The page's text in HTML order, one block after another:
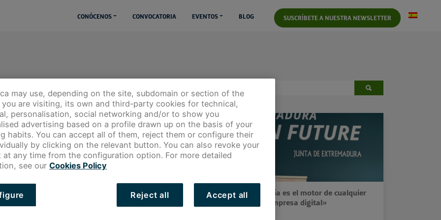
CONÓCENOS CONVOCATORIA EVENTOS BLOG SUSCRÍBETE A NUESTRA NEWSLETTER
La mentorización: el desafío de guiar y
«La tecnología es el motor de cualquier
empresa digital»
may use, depending on the site, subdomain or section of the
are visiting, its own and third-party cookies for technical,
personalisation, social networking and/or to show you
advertising based on a profile drawn up on the basis of your
habits. You can accept all of them, reject them or configure their
by clicking on the relevant button. You can also revoke your
at any time from the configuration option. For more detailed
see our Cookies Policy
Reject all Accept all